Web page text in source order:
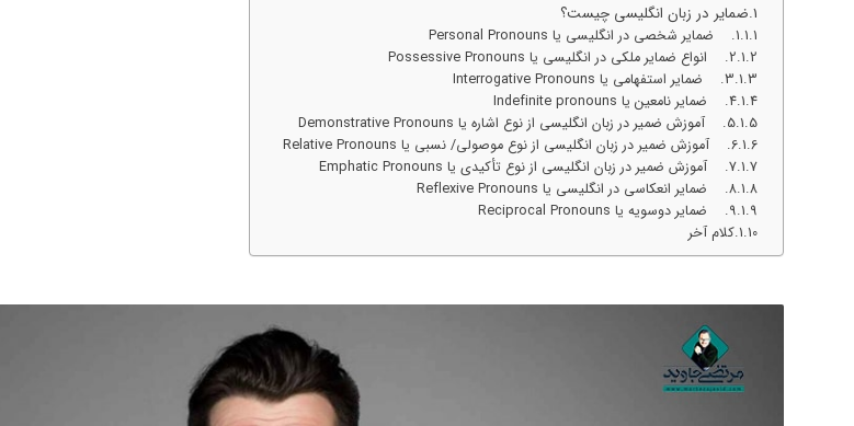
ضمایر در زبان انگلیسی چیست؟
1. ضمایر شخصی در انگلیسی یا Personal Pronouns
2. انواع ضمایر ملکی در انگلیسی یا Possessive Pronouns
3. ضمایر استفهامی یا Interrogative Pronouns
4. ضمایر نامعین یا Indefinite pronouns
5. آموزش ضمیر در زبان انگلیسی از نوع اشاره یا Demonstrative Pronouns
6. آموزش ضمیر در زبان انگلیسی از نوع موصولی/ نسبی یا Relative Pronouns
7. آموزش ضمیر در زبان انگلیسی از نوع تأکیدی یا Emphatic Pronouns
8. ضمایر انعکاسی در انگلیسی یا Reflexive Pronouns
9. ضمایر دوسویه یا Reciprocal Pronouns
کلام آخر